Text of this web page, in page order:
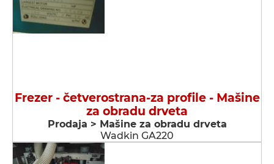
Frezer - četverostrana-za profile - Мašine
za obradu drveta
Prodaja > Мašine za obradu drveta
Wadkin GA220